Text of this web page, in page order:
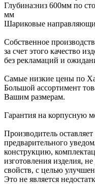
Глубина:низ 600мм по
мм
Шариковые
Собственное
за счет этого качество
без рекламаций и
Самые низкие цены по
Большой ассортимент
Вашим размерам.
Гарантия на корпусную
Производитель
предварительного
конструкцию,
изготовления изделия,
свойств, с целью
Это не является